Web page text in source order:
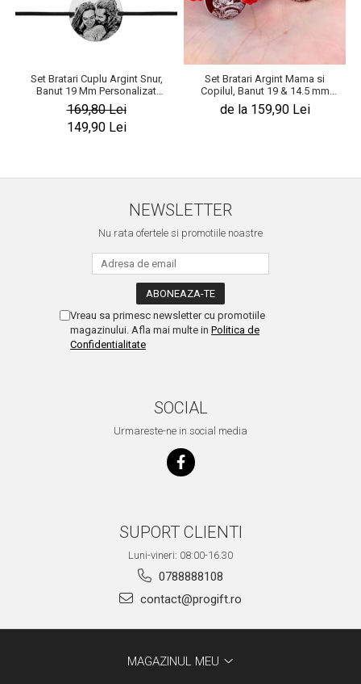
Set Bratari Cuplu Argint Snur,
Banut 19 Mm Personalizat
Gravura cu Fotografie Argint 925
169,80 Lei
149,90 Lei
Set Bratari Argint Mama si
Copilul, Banut 19 & 14.5 mm
Personalizat Gravura Foto
de la 159,90 Lei
NEWSLETTER
Nu rata ofertele si promotiile noastre
Vreau sa primesc newsletter cu promotiile
magazinului. Afla mai multe in Politica de
Confidentialitate
SOCIAL
Urmareste-ne in social media
SUPORT CLIENTI
Luni-vineri: 08:00-16.30
0788888108
contact@progift.ro
MAGAZINUL MEU